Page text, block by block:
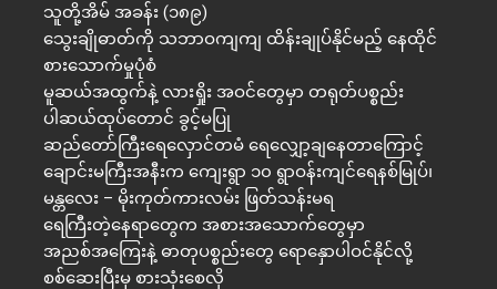
သူတို့အိမ် အခန်း (၁၈၉)
သွေးချိုဓာတ်ကို သဘာဝကျကျ ထိန်းချုပ်နိုင်မည့် နေထိုင်
စားသောက်မှုပုံစံ
မူဆယ်အထွက်နဲ့ လားရှိုး အဝင်တွေမှာ တရုတ်ပစ္စည်း
ပါဆယ်ထုပ်တောင် ခွင့်မပြု
ဆည်တော်ကြီးရေလှောင်တမံ ရေလျှော့ချနေတာကြောင့်
ချောင်းမကြီးအနီးက ကျေးရွာ ၁၀ ရွာဝန်းကျင်ရေနစ်မြုပ်၊
မန္တလေး – မိုးကုတ်ကားလမ်း ဖြတ်သန်းမရ
ရေကြီးတဲ့​နေရာ​တွေက အစားအသောက်တွေမှာ
အညစ်အကြေးနဲ့ ဓာတုပစ္စည်းတွေ ရောနှောပါဝင်နိုင်လို့
စစ်ဆေးပြီးမှ စားသုံးစေလို